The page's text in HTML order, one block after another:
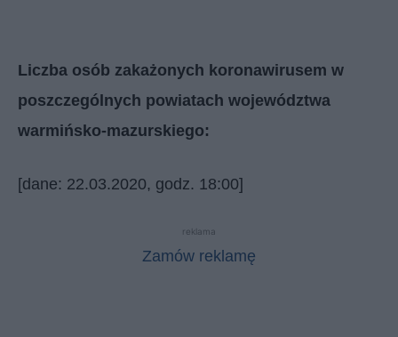
Liczba osób zakażonych koronawirusem w
poszczególnych powiatach województwa
warmińsko-mazurskiego:
[dane: 22.03.2020, godz. 18:00]
reklama
Zamów reklamę